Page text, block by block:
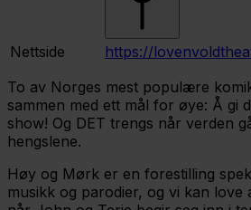
Nettside
https://
To av Norges mest populære
sammen med ett mål for øye: Å gi
show! Og DET trengs når verden
hengslene.
Høy og Mørk er en forestilling
musikk og parodier, og vi kan love